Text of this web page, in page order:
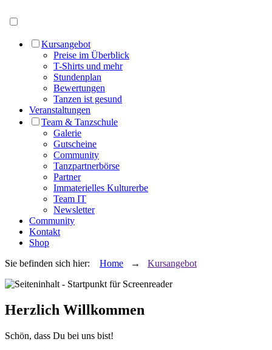
Kursangebot
Preise im Überblick
T-Shirts und mehr
Stundenplan
Bewertungen
Tanzen ist gesund
Veranstaltungen
Team & Tanzschule
Galerie
Gutscheine
Community
Tanzpartnerbörse
Partner
Immaterielles Kulturerbe
Team IT
Newsletter
Community
Kontakt
Shop
Sie befinden sich hier: Home → Kursangebot
Herzlich Willkommen
Schön, dass Du bei uns bist!